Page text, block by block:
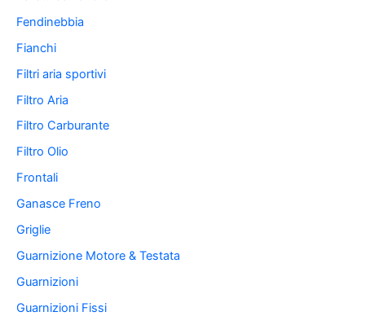
Fendinebbia
Fianchi
Filtri aria sportivi
Filtro Aria
Filtro Carburante
Filtro Olio
Frontali
Ganasce Freno
Griglie
Guarnizione Motore & Testata
Guarnizioni
Guarnizioni Fissi